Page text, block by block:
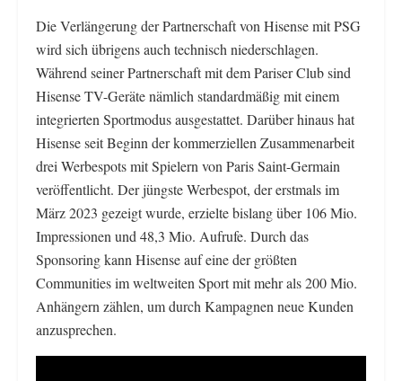
Die Verlängerung der Partnerschaft von Hisense mit PSG
wird sich übrigens auch technisch niederschlagen.
Während seiner Partnerschaft mit dem Pariser Club sind
Hisense TV-Geräte nämlich standardmäßig mit einem
integrierten Sportmodus ausgestattet. Darüber hinaus hat
Hisense seit Beginn der kommerziellen Zusammenarbeit
drei Werbespots mit Spielern von Paris Saint-Germain
veröffentlicht. Der jüngste Werbespot, der erstmals im
März 2023 gezeigt wurde, erzielte bislang über 106 Mio.
Impressionen und 48,3 Mio. Aufrufe. Durch das
Sponsoring kann Hisense auf eine der größten
Communities im weltweiten Sport mit mehr als 200 Mio.
Anhängern zählen, um durch Kampagnen neue Kunden
anzusprechen.